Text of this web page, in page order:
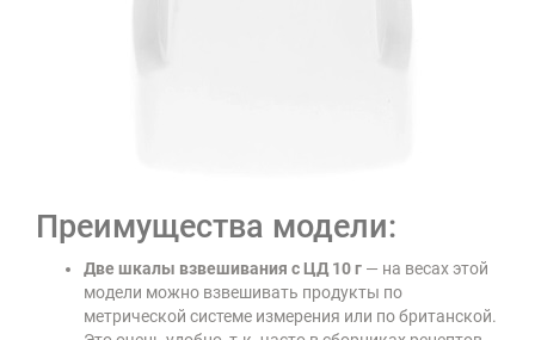
Преимущества модели:
Две шкалы взвешивания с ЦД 10 г — на весах этой
модели можно взвешивать продукты по
метрической системе измерения или по британской.